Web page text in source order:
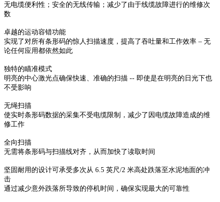
无电缆便利性；安全的无线传输；减少了由于线缆故障进行的维修次
数
卓越的运动容错功能
实现了对所有条形码的惊人扫描速度，提高了吞吐量和工作效率 – 无
论任何应用都依然如此
独特的瞄准模式
明亮的中心激光点确保快速、准确的扫描 -- 即使是在明亮的日光下也
不受影响
无绳扫描
使实时条形码数据的采集不受电缆限制，减少了因电缆故障造成的维
修工作
全向扫描
无需将条形码与扫描线对齐，从而加快了读取时间
坚固耐用的设计可承受多次从 6.5 英尺/2 米高处跌落至水泥地面的冲
击
通过减少意外跌落所导致的停机时间，确保实现最大的可靠性